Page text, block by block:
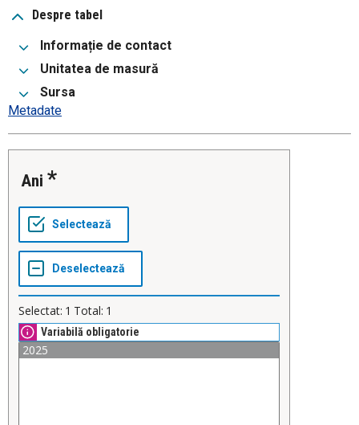
Despre tabel
Informație de contact
Unitatea de masură
Sursa
Metadate
Ani
Selectat: 1 Total: 1
Variabilă obligatorie